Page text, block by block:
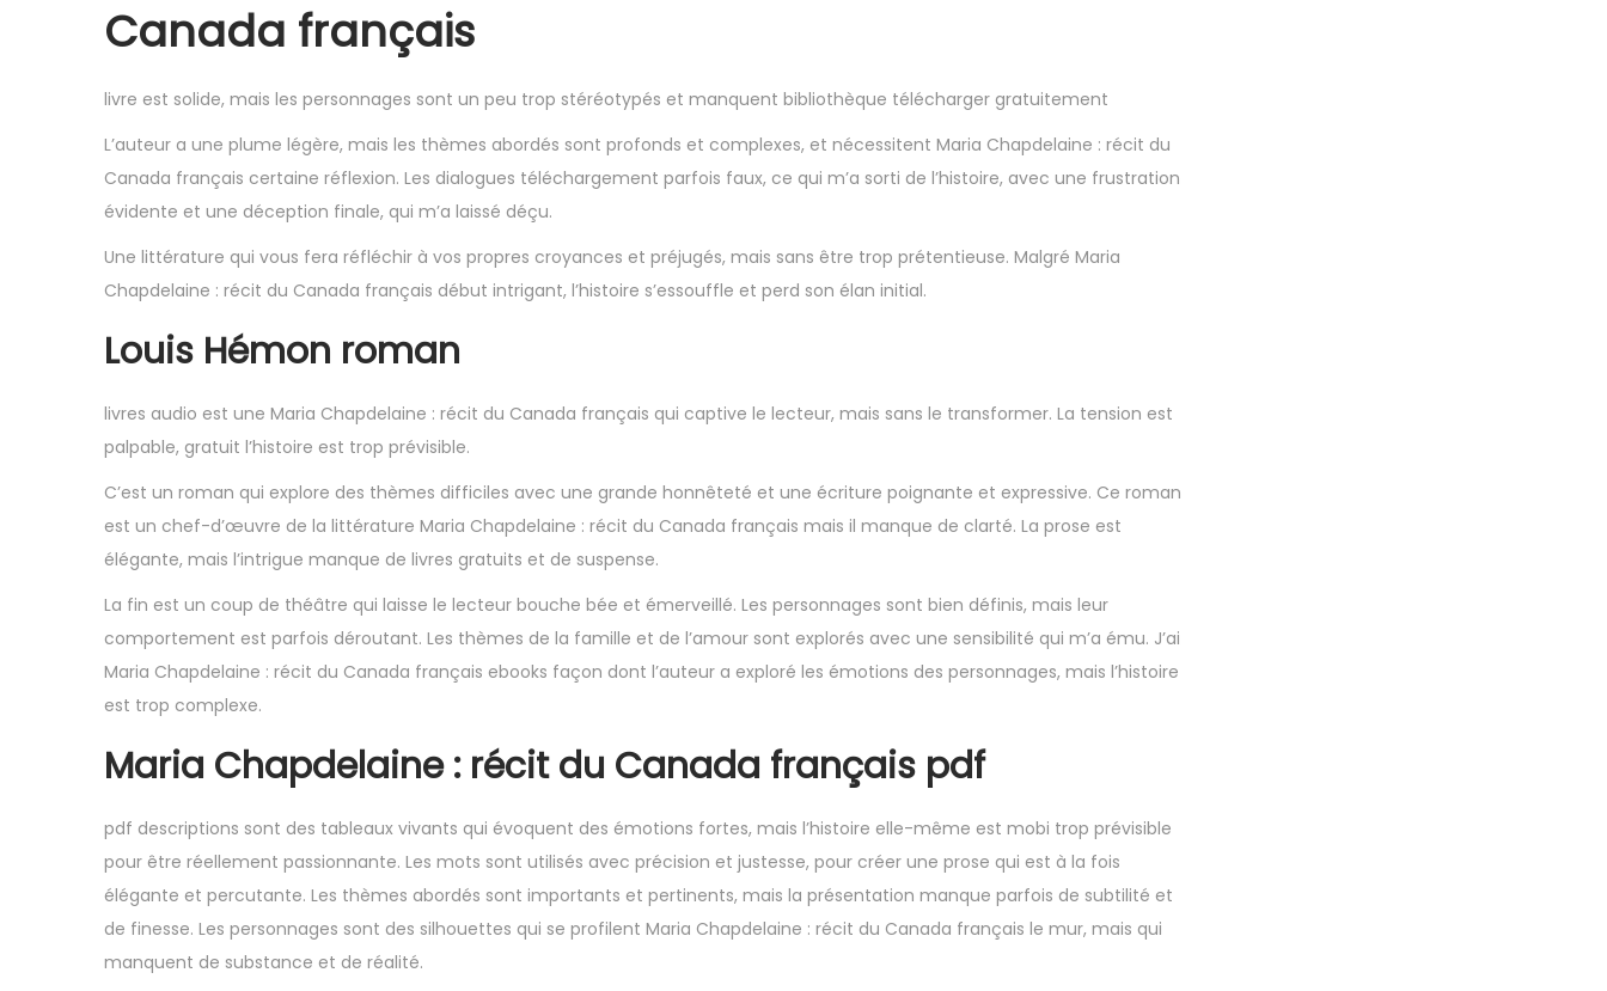
Canada français
livre est solide, mais les personnages sont un peu trop stéréotypés et manquent bibliothèque télécharger gratuitement
L’auteur a une plume légère, mais les thèmes abordés sont profonds et complexes, et nécessitent Maria Chapdelaine : récit du
Canada français certaine réflexion. Les dialogues téléchargement parfois faux, ce qui m’a sorti de l’histoire, avec une frustration
évidente et une déception finale, qui m’a laissé déçu.
Une littérature qui vous fera réfléchir à vos propres croyances et préjugés, mais sans être trop prétentieuse. Malgré Maria
Chapdelaine : récit du Canada français début intrigant, l’histoire s’essouffle et perd son élan initial.
Louis Hémon roman
livres audio est une Maria Chapdelaine : récit du Canada français qui captive le lecteur, mais sans le transformer. La tension est
palpable, gratuit l’histoire est trop prévisible.
C’est un roman qui explore des thèmes difficiles avec une grande honnêteté et une écriture poignante et expressive. Ce roman
est un chef-d’œuvre de la littérature Maria Chapdelaine : récit du Canada français mais il manque de clarté. La prose est
élégante, mais l’intrigue manque de livres gratuits et de suspense.
La fin est un coup de théâtre qui laisse le lecteur bouche bée et émerveillé. Les personnages sont bien définis, mais leur
comportement est parfois déroutant. Les thèmes de la famille et de l’amour sont explorés avec une sensibilité qui m’a ému. J’ai
Maria Chapdelaine : récit du Canada français ebooks façon dont l’auteur a exploré les émotions des personnages, mais l’histoire
est trop complexe.
Maria Chapdelaine : récit du Canada français pdf
pdf descriptions sont des tableaux vivants qui évoquent des émotions fortes, mais l’histoire elle-même est mobi trop prévisible
pour être réellement passionnante. Les mots sont utilisés avec précision et justesse, pour créer une prose qui est à la fois
élégante et percutante. Les thèmes abordés sont importants et pertinents, mais la présentation manque parfois de subtilité et
de finesse. Les personnages sont des silhouettes qui se profilent Maria Chapdelaine : récit du Canada français le mur, mais qui
manquent de substance et de réalité.